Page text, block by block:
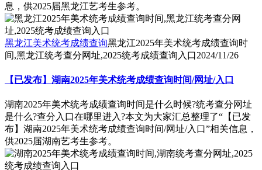
息，供2025届黑龙江艺考生参考。
黑龙江美术统考成绩查询黑龙江2025年美术统考成绩查询时
间,黑龙江统考查分网址,2025统考成绩查询入口2024/11/26
【已发布】湖南2025年美术统考成绩查询时间/网址/入口
湖南2025年美术统考成绩查询时间是什么时候?统考查分网址
是什么?查分入口在哪里进入?本文为大家汇总整理了“【已发
布】湖南2025年美术统考成绩查询时间/网址/入口”相关信息，
供2025届湖南艺考生参考。